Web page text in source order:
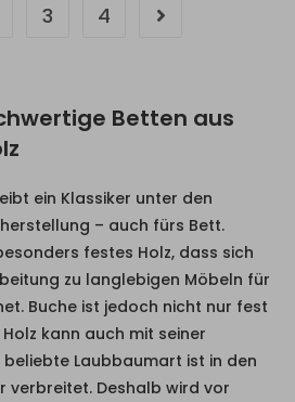
3 4
Betten aus
ein Klassiker unter den
– auch fürs Bett.
festes Holz, dass sich
zu langlebigen Möbeln für
Buche ist jedoch nicht nur fest
kann auch mit seiner
beliebte Laubbaumart ist in den
verbreitet. Deshalb wird vor